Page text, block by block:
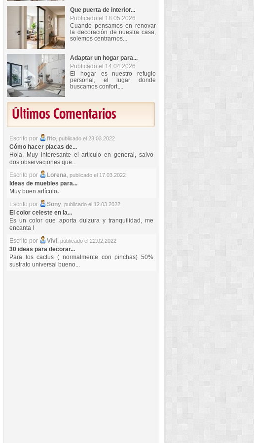
Que puerta de interior...
Publicado el 18.05.2026
Cuando pensamos en renovar
la decoración de nuestra casa,
solemos centrarnos...
Adaptar un hogar para...
Publicado el 14.04.2026
El hogar es nuestro refugio
personal, el lugar donde
buscamos confort,...
Últimos Comentarios
Escrito por fito, publicado el 23.03.2022
Cómo hacer placas de...
Hola. Muy interesante el artículo en general, salvo
dos observaciones que...
Escrito por
Lorena, publicado el 17.03.2022
Ideas de muebles para...
Muy buen artículo.
Escrito por
Sony, publicado el 12.03.2022
El color celeste en la...
Es un color que aporta dulzura y tranquilidad, me
encanta !
Escrito por
Vivi, publicado el 22.02.2022
30 ideas para decorar...
Para los cactus ( normalmente con pinchas) 50%
sustrato universal bueno...